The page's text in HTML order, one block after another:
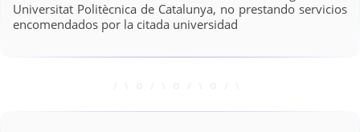
Universitat Politècnica de Catalunya, no prestando servicios
encomendados por la citada universidad